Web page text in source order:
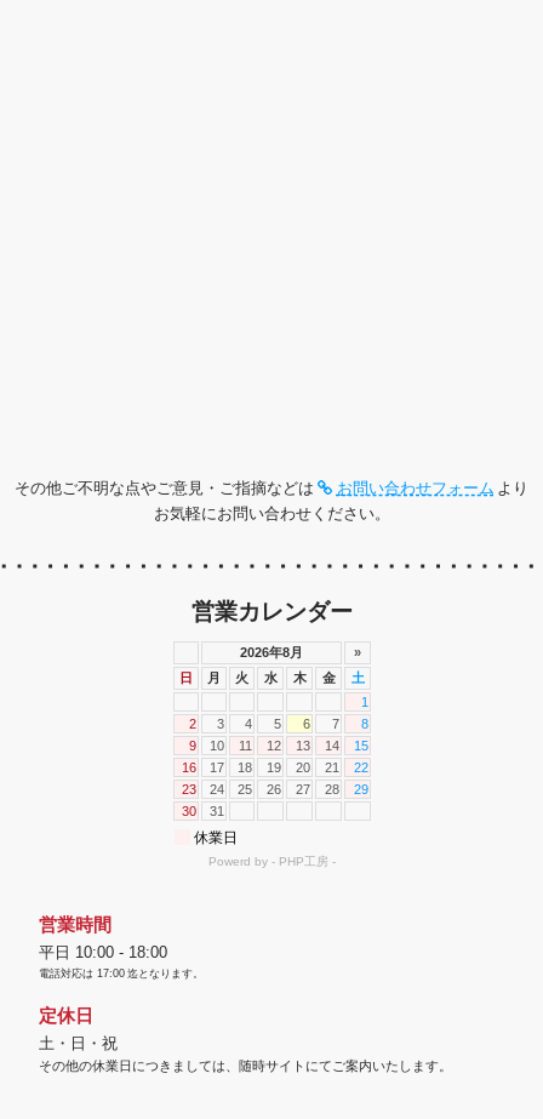
その他ご不明な点やご意見・ご指摘などは お問い合わせフォーム より
お気軽にお問い合わせください。
営業カレンダー
営業時間
平日 10:00 - 18:00
電話対応は 17:00 迄となります。
定休日
土・日・祝
その他の休業日につきましては、随時サイトにてご案内いたします。